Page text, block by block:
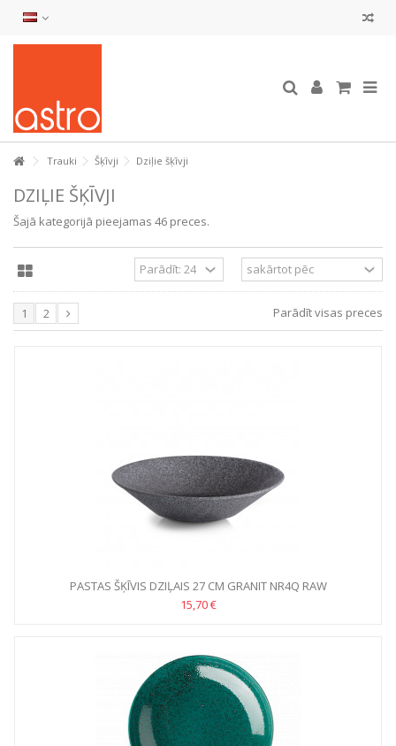
Trauki Šķīvji Dziļie šķīvji
DZIĻIE ŠĶĪVJI
Šajā kategorijā pieejamas 46 preces.
Parādīt visas preces
1 2
PASTAS ŠĶĪVIS DZIĻAIS 27 CM GRANIT NR4Q RAW
15,70 €